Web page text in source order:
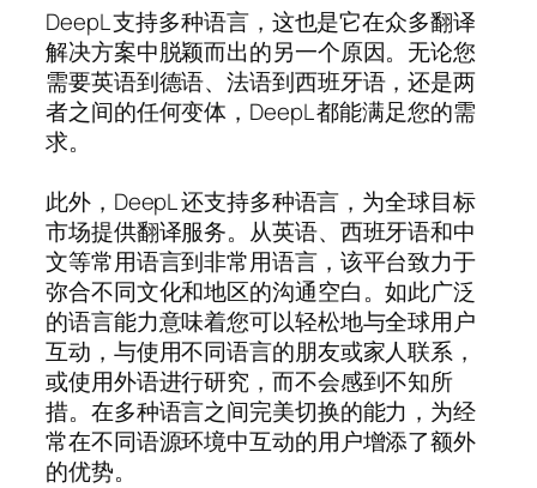
DeepL 支持多种语言，这也是它在众多翻译
解决方案中脱颖而出的另一个原因。无论您
需要英语到德语、法语到西班牙语，还是两
者之间的任何变体，DeepL 都能满足您的需
求。
此外，DeepL 还支持多种语言，为全球目标
市场提供翻译服务。从英语、西班牙语和中
文等常用语言到非常用语言，该平台致力于
弥合不同文化和地区的沟通空白。如此广泛
的语言能力意味着您可以轻松地与全球用户
互动，与使用不同语言的朋友或家人联系，
或使用外语进行研究，而不会感到不知所
措。在多种语言之间完美切换的能力，为经
常在不同语源环境中互动的用户增添了额外
的优势。